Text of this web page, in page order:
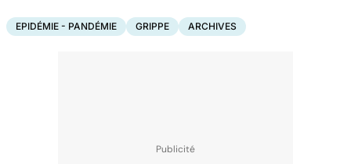
EPIDÉMIE - PANDÉMIE GRIPPE ARCHIVES